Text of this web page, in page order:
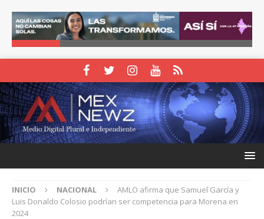
INICIO NACIONAL
AMLO afirma que Samuel García y
Luis Donaldo Colosio podrían ser competencia para Morena en
2024